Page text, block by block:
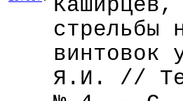
стрельбы
винтовок
Я.И. //